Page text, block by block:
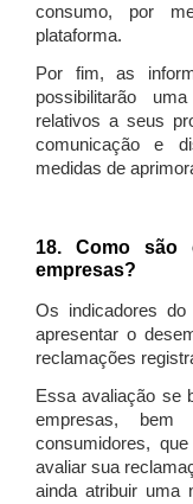
consumo, por
plataforma.
Por fim, as
possibilitarão
relativos a seus
comunicação e
medidas de
18. Como são
empresas?
Os indicadores do
apresentar o
reclamações
Essa avaliação se
empresas,
consumidores,
avaliar sua
ainda atribuir uma